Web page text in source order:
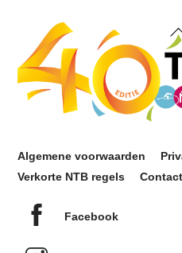
Algemene voorwaarden
Verkorte NTB regels
Contact
Facebook